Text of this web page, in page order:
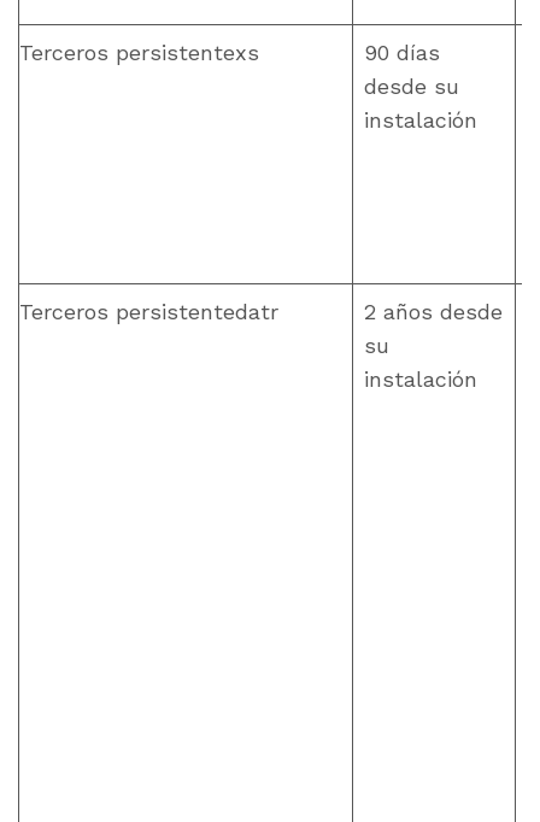
Terceros persistentexs
90 días
desde su
instalación
Terceros persistentedatr
2 años desde
su
instalación